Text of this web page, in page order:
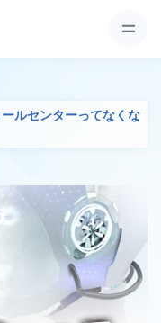
ールセンターってなくな